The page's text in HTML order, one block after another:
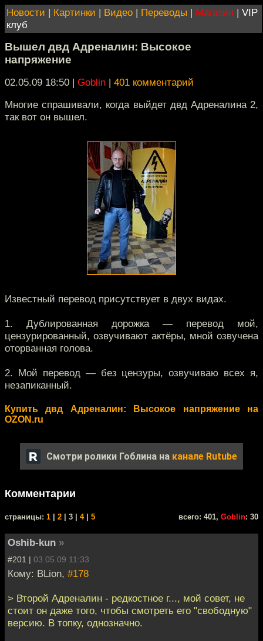
Новости | Картинки | Видео | Переводы | Магазин | VIP
клуб
Вышел двд Адреналин: Высокое
напряжение
02.05.09 18:50 | Goblin | 401 комментарий
Многие спрашивали, когда выйдет двд Адреналина 2,
так вот он вышел.
Известный перевод присутствует в двух видах.
1. Дублированная дорожка — перевод мой,
цензурированный, озвучивают актёры, мной озвучена
оторванная голова.
2. Мой перевод — без цензуры, озвучиваю всех я,
незапиканный.
Купить двд Адреналин: Высокое напряжение на
OZON.ru
Смотри ролики Гоблина на канале Rutube
Комментарии
cтраницы: 1 2 | 3 | 4| 5 всего: 401, Goblin: 30
Oshib-kun »
#201 | 03.05.09 11:33
Кому: BLion, #178
> Второй Адреналин - редкостное г..., мой совет, не
стоит он даже того, чтобы смотреть его "свободную"
версию. В топку, однозначно.